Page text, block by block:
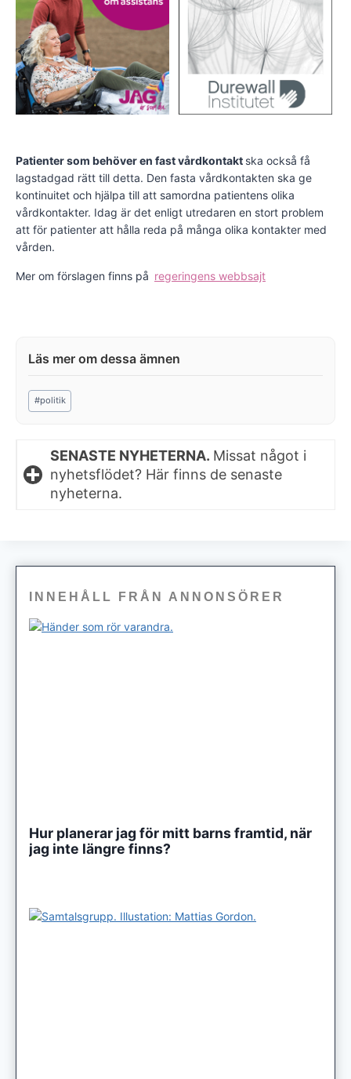
Patienter som behöver en fast vårdkontakt ska också få
lagstadgad rätt till detta. Den fasta vårdkontakten ska ge
kontinuitet och hjälpa till att samordna patientens olika
vårdkontakter. Idag är det enligt utredaren en stort problem
att för patienter att hålla reda på många olika kontakter med
vården.
Mer om förslagen finns på regeringens webbsajt
Post
Tags:
#politik
SENASTE NYHETERNA. Missat något i
nyhetsflödet? Här finns de senaste
nyheterna.
INNEHÅLL FRÅN ANNONSÖRER
Hur planerar jag för mitt barns framtid, när
jag inte längre finns?